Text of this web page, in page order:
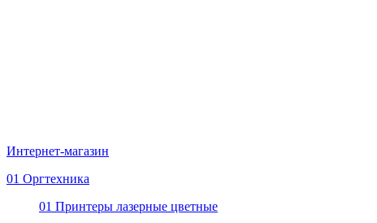
Интернет-магазин
01 Оргтехника
01 Принтеры лазерные цветные